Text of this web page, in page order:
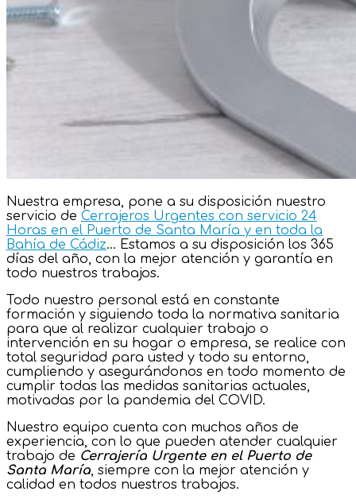
Nuestra empresa, pone a su disposición nuestro
servicio de Cerrajeros Urgentes con servicio 24
Horas en el Puerto de Santa María y en toda la
Bahía de Cádiz… Estamos a su disposición los 365
días del año, con la mejor atención y garantía en
todo nuestros trabajos.
Todo nuestro personal está en constante
formación y siguiendo toda la normativa sanitaria
para que al realizar cualquier trabajo o
intervención en su hogar o empresa, se realice con
total seguridad para usted y todo su entorno,
cumpliendo y asegurándonos en todo momento de
cumplir todas las medidas sanitarias actuales,
motivadas por la pandemia del COVID.
Nuestro equipo cuenta con muchos años de
experiencia, con lo que pueden atender cualquier
trabajo de Cerrajería Urgente en el Puerto de
Santa María, siempre con la mejor atención y
calidad en todos nuestros trabajos.